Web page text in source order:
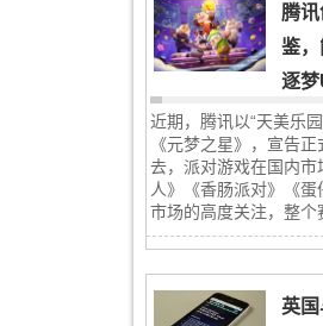
腾
鉴，
逐梦
近期，腾讯以“天美乐
《元梦之星》，宣告
去，派对游戏在国内
人》《香肠派对》《
市场的高度关注，整个
英